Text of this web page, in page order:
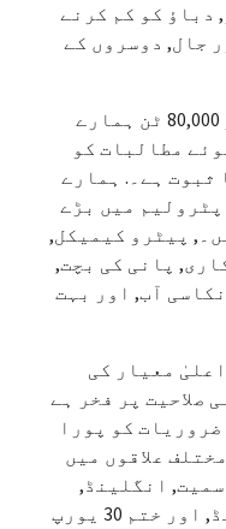
دباؤ کو کم کرنے
جال, دوسروں کے
کی ہماری سالانہ پیداوار 80,000 ٹن ہمارے
مطالبات کو
ثبوت ہے۔. ہمارے
میں بڑے
پیٹرو کیمیکل,
پانی کی بچت,
آب, اور بہت
معیار کی
صلاحیت پر فخر ہے
کو پورا
علاقوں میں
انگلینڈ,
فرانس, اٹلی, برازیل, پولینڈ, اور ختم 30 یورپ